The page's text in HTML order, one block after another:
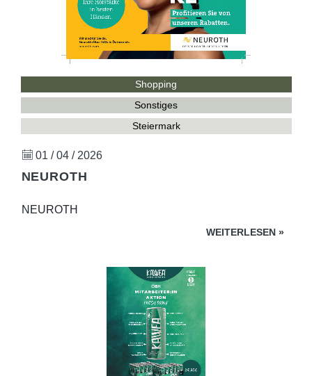
Shopping
Sonstiges
Steiermark
01 / 04 / 2026
NEUROTH
NEUROTH
WEITERLESEN »